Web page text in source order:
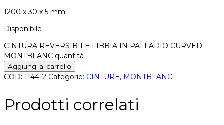
1200 x 30 x 5 mm
Disponibile
CINTURA REVERSIBILE FIBBIA IN PALLADIO CURVED
MONTBLANC quantità
Aggiungi al carrello
COD: 114412 Categorie: CINTURE, MONTBLANC
Prodotti correlati